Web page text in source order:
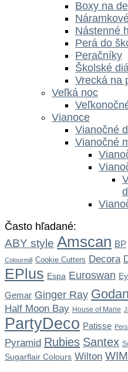
Boxy na
Nástenné
Perá do
Peračníky
Školské
Vrecká na
Veľká noc
Vianoce
Vianočné
Vianočné
Často hľadané:
ABY style Amscan BP
Colourmill Cookie Cutters Decora
EPlus Espa Euroswan
Gemar Ginger Ray Godan
Half Moon Bay House of Marie
PartyDeco Patisse
Pyramid Rubies Santex
Sugarflair Colours Wilton